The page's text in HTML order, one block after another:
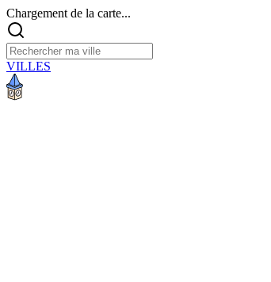
Chargement de la carte...
VILLES